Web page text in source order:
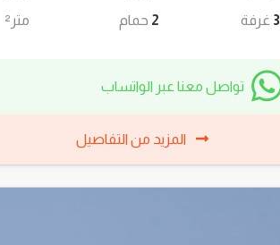
3 غرفة 2 حمام متر²
تواصل معنا عبر الواتساب
المزيد من التفاصيل